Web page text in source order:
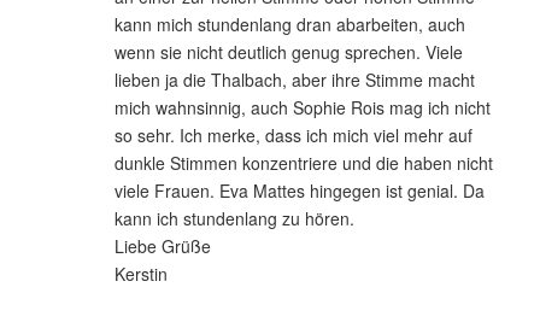
kann mich stundenlang dran abarbeiten, auch
wenn sie nicht deutlich genug sprechen. Viele
lieben ja die Thalbach, aber ihre Stimme macht
mich wahnsinnig, auch Sophie Rois mag ich nicht
so sehr. Ich merke, dass ich mich viel mehr auf
dunkle Stimmen konzentriere und die haben nicht
viele Frauen. Eva Mattes hingegen ist genial. Da
kann ich stundenlang zu hören.
Liebe Grüße
Kerstin